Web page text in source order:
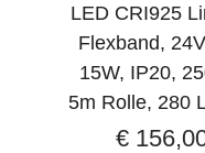
LED CRI925
Flexband,
15W, IP20,
5m Rolle, 280
€